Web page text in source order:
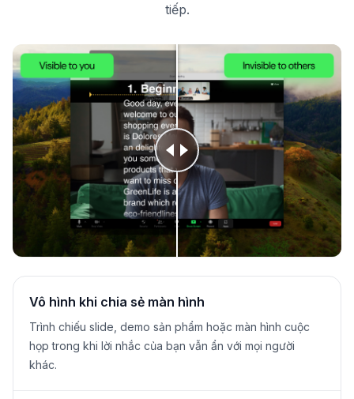
tiếp.
Vô hình khi chia sẻ màn hình
Trình chiếu slide, demo sản phẩm hoặc màn hình cuộc
họp trong khi lời nhắc của bạn vẫn ẩn với mọi người
khác.